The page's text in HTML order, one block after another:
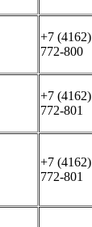
+7 (4162)
772-800
+7 (4162)
772-801
+7 (4162)
772-801